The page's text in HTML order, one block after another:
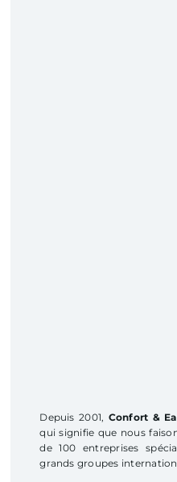
Depuis 2001, Confort &
qui signifie que nous
de 100 entreprises
grands groupes